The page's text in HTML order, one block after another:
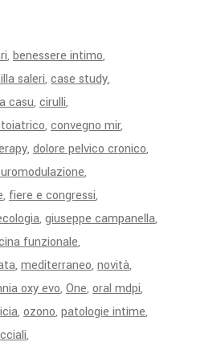
benessere intimo
saleri case study
casu cirulli
convegno mir
dolore pelvico cronico
fiere e congressi
giuseppe campanella
funzionale
mediterraneo novità
oxy evo One oral mdpi
ozono patologie intime